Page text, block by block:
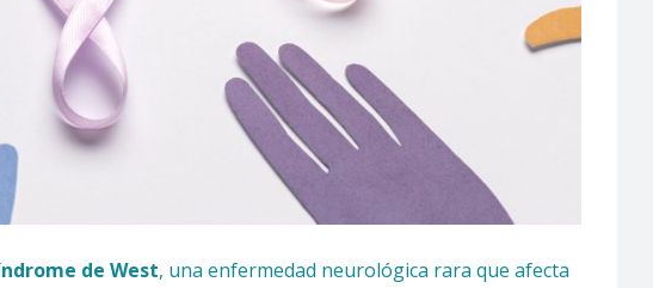
de West, una enfermedad neurológica rara que afecta